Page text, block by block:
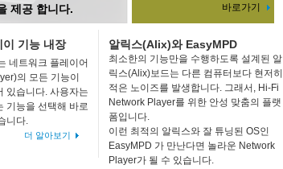
제공 합니다. 바로가기
이 기능 내장
네트워크 플레이어
의 모든 기능이
있습니다. 사용자는
기능을 선택해 바로
니다.
더 알아보기
알릭스(Alix)와 EasyMPD
최소한의 기능만을 수행하도록 설계된 알
릭스(Alix)보드는 다른 컴퓨터보다 현저히
적은 노이즈를 발생합니다. 그래서, Hi-Fi
Network Player를 위한 안성 맞춤의 플랫
폼입니다.
이런 최적의 알릭스와 잘 튜닝된 OS인
EasyMPD 가 만난다면 놀라운 Network
Player가 될 수 있습니다.